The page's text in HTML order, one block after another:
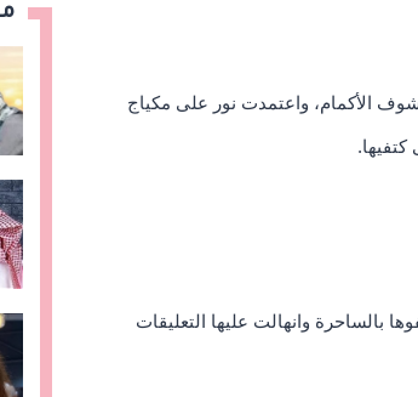
الأكمام، واعتمدت نور على مكياج
كتفيها.
بالساحرة وانهالت عليها التعليقات